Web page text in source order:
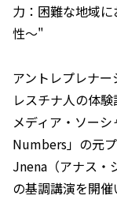
力：困難な地域
性～"
アントレプレナ
レスチナ人の体
メディア・ソー
Numbers」の元
Jnena（アナス・
の基調講演を開催